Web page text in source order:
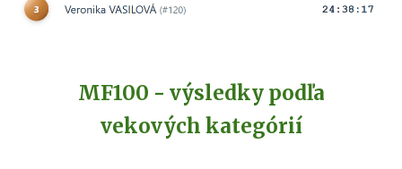
MF100 - výsledky podľa
vekových kategórií